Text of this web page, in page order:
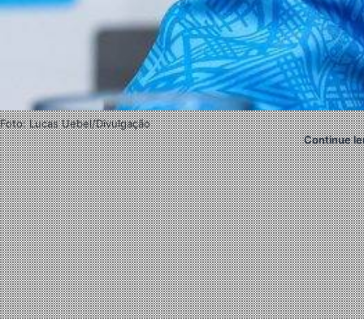
Foto: Lucas Uebel/Divulgação
Continue